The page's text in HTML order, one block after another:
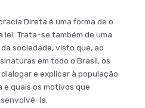
Direta é uma forma de o
Trata-se também de uma
sociedade, visto que, ao
em todo o Brasil, os
e explicar à população
quais os motivos que
la.